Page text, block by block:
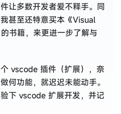
让多数开发者爱不释手。同
甚至还特意买本《Visual
书籍，来更进一步了解与
vscode 插件（扩展），奈
何功能，就迟迟未能动手。
下 vscode 扩展开发，并记